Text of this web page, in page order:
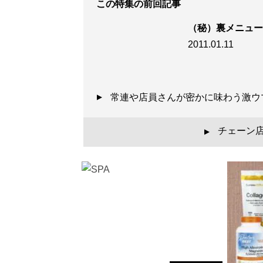
この特集の前回記事
（秘）裏メニュ
2011.01.11
常連や店員さんが密かに味わう激
▲ チェーン